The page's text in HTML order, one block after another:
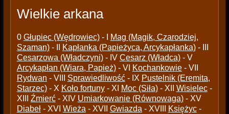
Wielkie arkana
0 Głupiec (Wędrowiec)- I
Mag (Magik, Czarodziej,
Szaman)- II Kapłanka (Papieżyca, Arcykapłanka)- III
Cesarzowa (Władczyni)- IV Cesarz (Władca)- V
Arcykapłan (Wiara, Papież)- VI Kochankowie- VII
Rydwan - VIII Sprawiedliwość- IX Pustelnik (Eremita,
Starzec)- X Koło fortuny- XI Moc (Siła)- XII Wisielec-
XIII Źmierć- XIV Umiarkowanie (Równowaga)- XV
Diabeł- XVI Wieża - XVII Gwiazda - XVIII Księżyc-